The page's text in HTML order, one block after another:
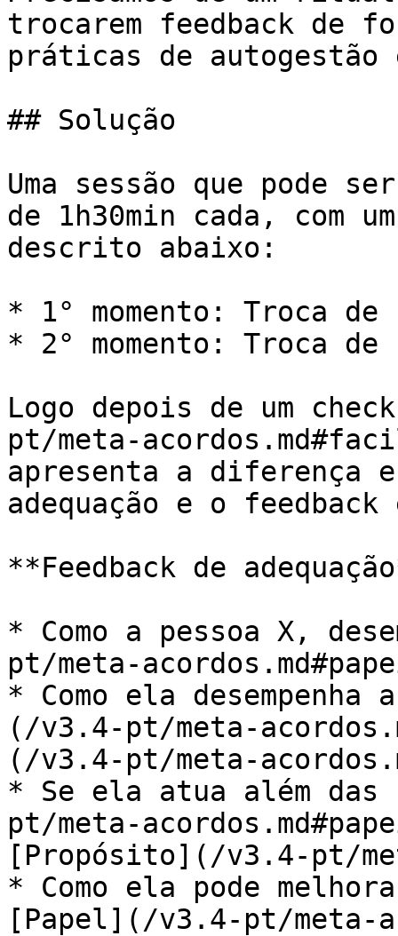
trocarem feedback de
práticas de autogestão
## Solução
Uma sessão que pode
de 1h30min cada, com
descrito abaixo:
* 1° momento: Troca de
* 2° momento: Troca
Logo depois de um
pt/meta-
apresenta a diferença
adequação e o
**Feedback de
* Como a pessoa X,
pt/meta-
* Como ela
(/v3.4-pt/meta-
(/v3.4-pt/meta-
* Se ela atua além
pt/meta-
[Propósito](/v3.4-pt/
* Como ela pode
[Papel](/v3.4-pt/meta-